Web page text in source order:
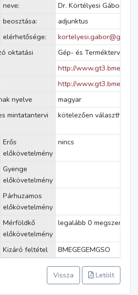
neve:
Dr. Körtélyesi Gábor
beosztása:
adjunktus
elérhetősége:
oktatási
Gép- és Terméktervezés
http://www.gt3.bme.hu
http://www.gt3.bme.hu/
nyelve
magyar
mintatantervi
kötelezően választható
Erős
előkövetelmény
nincs
Gyenge
előkövetelmény
Párhuzamos
előkövetelmény
Mérföldkő
előkövetelmény
legalább 0 megszerzett
Kizáró feltétel BMEGEGEMGSO
Vissza Letölt